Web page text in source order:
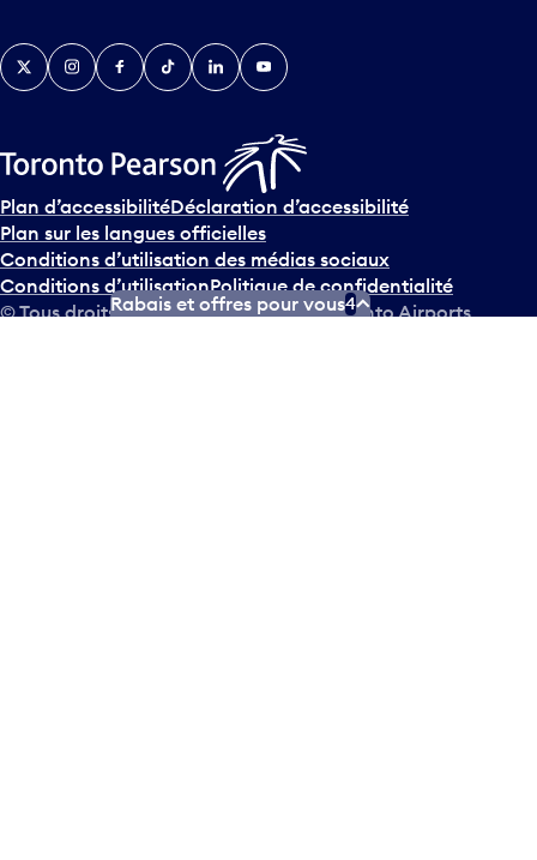
TwitterInstagramFacebook
TikTokLinkedInYouTube
Plan d’accessibilitéDéclaration d’accessibilité
Plan sur les langues officielles
Conditions d’utilisation des médias sociaux
Conditions d’utilisationPolitique de confidentialité
© Tous droits réservés2026Greater Toronto Airports
Rabais et offres pour vous4